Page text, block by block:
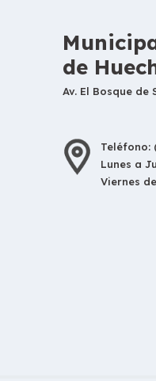
de
Av. El Bosque de
Teléfono:
Lunes a
Viernes